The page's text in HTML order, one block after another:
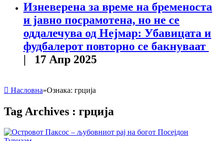
Изневерена за време на бременоста
и јавно посрамотена, но не се
оддалечува од Нејмар: Убавицата и
фудбалерот повторно се бакнуваат
| 17 Апр 2025
Насловна»Ознака: грција
Tag Archives : грција